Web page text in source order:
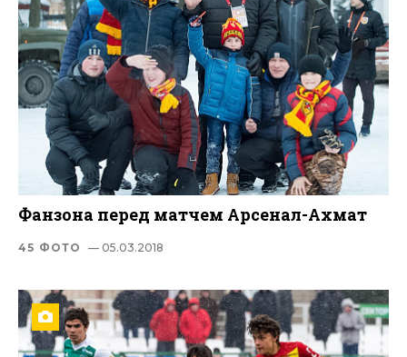
Фанзона перед матчем Арсенал-Ахмат
45 ФОТО — 05.03.2018